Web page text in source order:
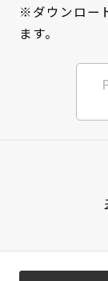
※ダウンロー
ます。